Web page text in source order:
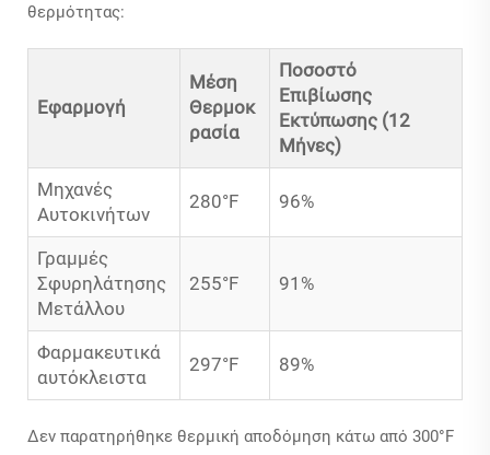
θερμότητας:
Εφαρμογή
Μέση
Θερμοκ
ρασία
Ποσοστό
Επιβίωσης
Εκτύπωσης (12
Μήνες)
Μηχανές
Αυτοκινήτων
280°F 96%
Γραμμές
Σφυρηλάτησης
Μετάλλου
255°F 91%
Φαρμακευτικά
αυτόκλειστα
297°F 89%
Δεν παρατηρήθηκε θερμική αποδόμηση κάτω από 300°F